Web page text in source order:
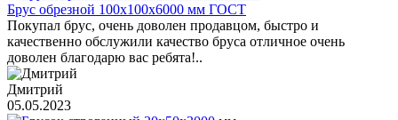
Брус обрезной 100х100х6000 мм ГОСТ
Покупал брус, очень доволен продавцом, быстро и
качественно обслужили качество бруса отличное очень
доволен благодарю вас ребята!..
Дмитрий
05.05.2023